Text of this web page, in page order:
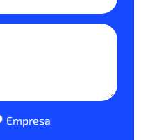
Empresa